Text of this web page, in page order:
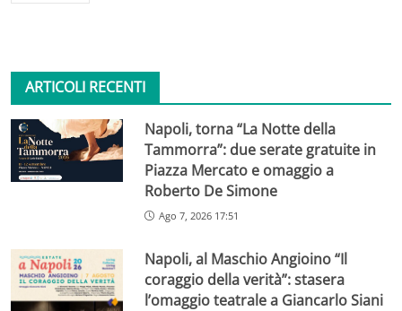
ARTICOLI RECENTI
Napoli, torna “La Notte della
Tammorra”: due serate gratuite in
Piazza Mercato e omaggio a
Roberto De Simone
Ago 7, 2026 17:51
Napoli, al Maschio Angioino “Il
coraggio della verità”: stasera
l’omaggio teatrale a Giancarlo Siani